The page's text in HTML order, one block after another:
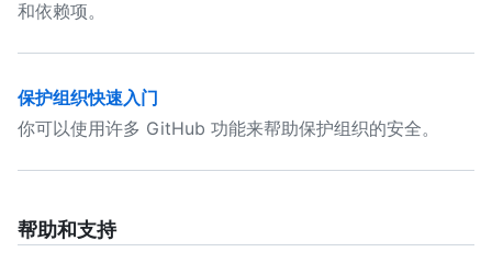
和依赖项。
保护组织快速入门
你可以使用许多 GitHub 功能来帮助保护组织的安全。
帮助和支持